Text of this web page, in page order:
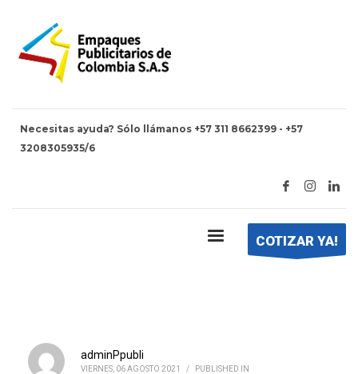
Necesitas ayuda? Sólo llámanos +57 311 8662399 - +57
3208305935/6
COTIZAR YA!
HOME T1.JPG
adminPpubli
VIERNES, 06 AGOSTO 2021 / PUBLISHED IN